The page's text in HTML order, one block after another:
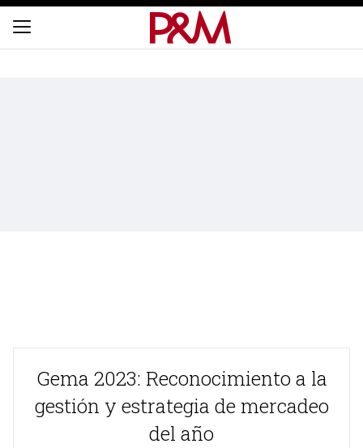
Gema 2023: Reconocimiento a la
gestión y estrategia de mercadeo
del año